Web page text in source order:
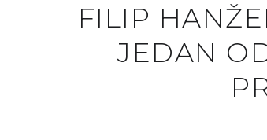
FILIP
JEDAN